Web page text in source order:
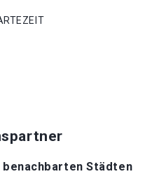
Städten